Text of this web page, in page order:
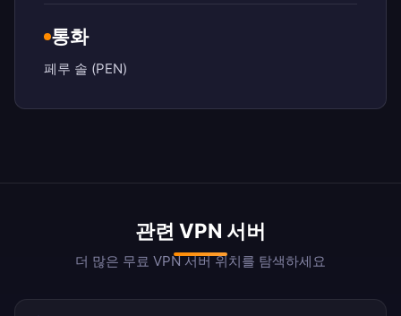
통화
페루 솔 (PEN)
관련 VPN 서버
더 많은 무료 VPN 서버 위치를 탐색하세요